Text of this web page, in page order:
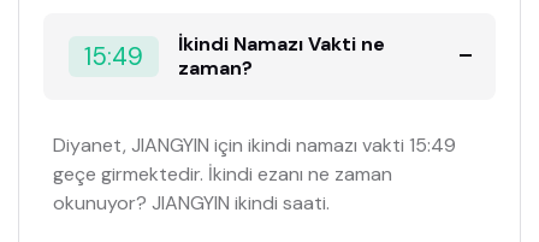
15:49
İkindi Namazı Vakti ne
zaman?
Diyanet, JIANGYIN için ikindi namazı vakti 15:49
geçe girmektedir. İkindi ezanı ne zaman
okunuyor? JIANGYIN ikindi saati.